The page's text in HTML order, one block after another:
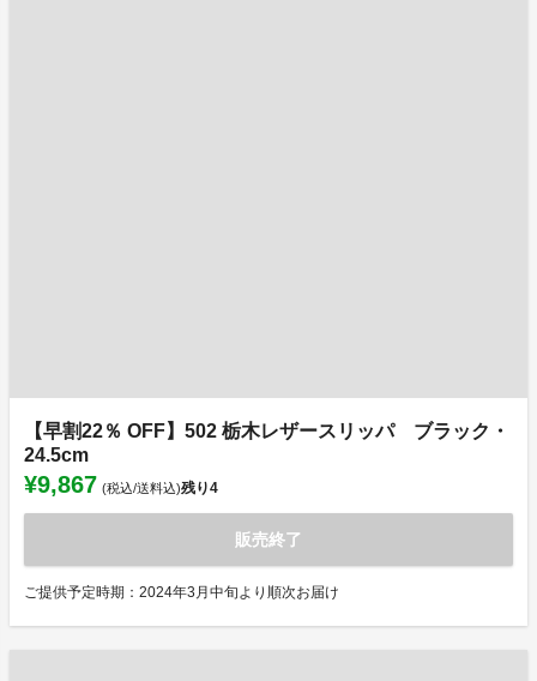
【早割22％ OFF】502 栃木レザースリッパ ブラック・
24.5cm
¥9,867 (税込/送料込)残り4
販売終了
ご提供予定時期：2024年3月中旬より順次お届け